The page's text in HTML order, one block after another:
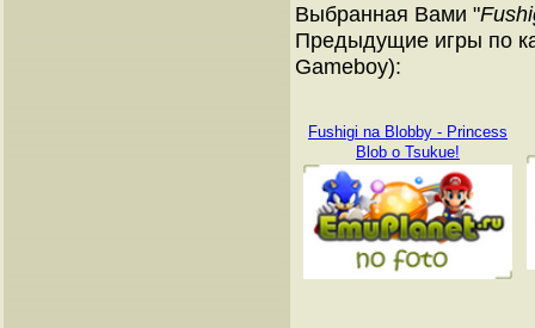
Выбранная Вами "
Предыдущие игры по
Gameboy):
Fushigi na Blobby - Princess
Blob o Tsukue!